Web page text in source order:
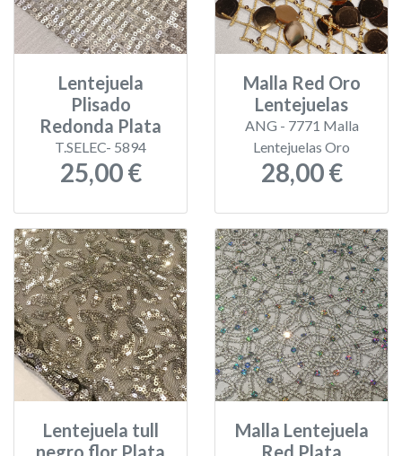
Lentejuela
Plisado
Redonda Plata
T.SELEC- 5894
25,00 €
Malla Red Oro
Lentejuelas
ANG - 7771 Malla
Lentejuelas Oro
28,00 €
Lentejuela tull
negro flor Plata
Malla Lentejuela
Red Plata